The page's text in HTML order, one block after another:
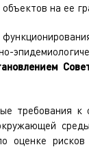
на ее
требования
оценке